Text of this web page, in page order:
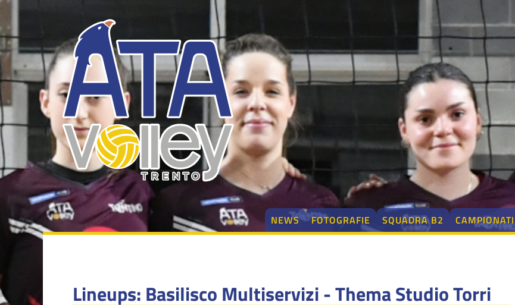
NEWS FOTOGRAFIE SQUADRA B2 CAMPIONATI
Lineups: Basilisco Multiservizi - Thema Studio Torri